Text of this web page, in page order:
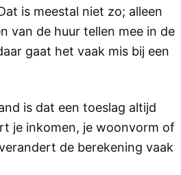
is meestal niet zo; alleen
van de huur tellen mee in de
gaat het vaak mis bij een
is dat een toeslag altijd
je inkomen, je woonvorm of
de berekening vaak